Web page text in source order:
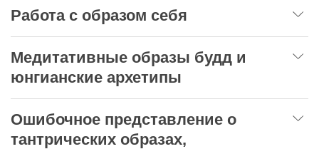
Работа с образом себя
Медитативные образы будд и
юнгианские архетипы
Ошибочное представление о
тантрических образах,